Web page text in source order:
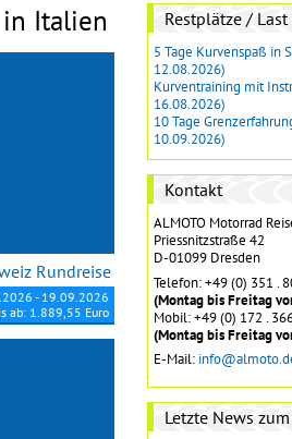
Italien
Rundreise
- 19.09.2026
ab: 1.889,55 Euro
Restplätze /
5 Tage Kurvenspaß in
12.08.2026)
Kurventraining mit
16.08.2026)
10 Tage
10.09.2026)
Kontakt
ALMOTO Motorrad
Priessnitzstraße 42
D-01099 Dresden
Telefon: +49 (0) 351 .
(Montag bis Freitag
Mobil: +49 (0) 172 .
(Montag bis Freitag
E-Mail:
Letzte News